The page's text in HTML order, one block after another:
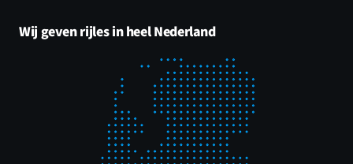
Wij geven rijles in heel Nederland